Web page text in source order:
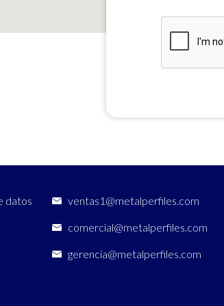
datos ventas1@metalperfiles.com
comercial@metalperfiles.com
gerencia@metalperfiles.com